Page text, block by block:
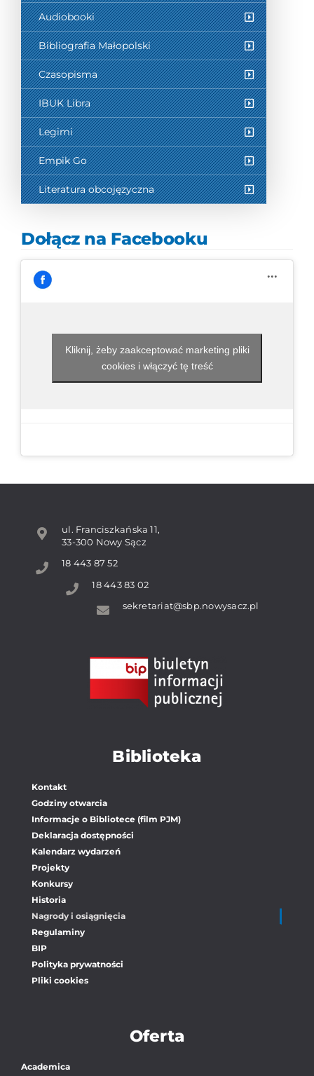
Audiobooki
Bibliografia Małopolski
Czasopisma
IBUK Libra
Legimi
Empik Go
Literatura obcojęzyczna
Dołącz na Facebooku
Kliknij, żeby zaakceptować marketing pliki
cookies i włączyć tę treść
ul. Franciszkańska 11,
33-300 Nowy Sącz
18 443 87 52
18 443 83 02
sekretariat@sbp.nowysacz.pl
Biblioteka
Kontakt
Godziny otwarcia
Informacje o Bibliotece (film PJM)
Deklaracja dostępności
Kalendarz wydarzeń
Projekty
Konkursy
Historia
Nagrody i osiągnięcia
Regulaminy
BIP
Polityka prywatności
Pliki cookies
Oferta
Academica